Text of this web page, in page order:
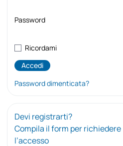
Password
Ricordami
Password dimenticata?
Devi registrarti?
Compila il form per richiedere
l’accesso